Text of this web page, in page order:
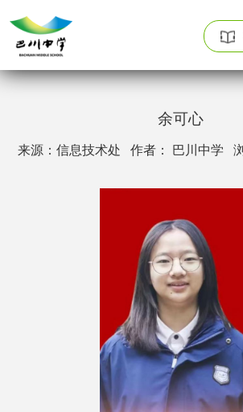
余可心
来源：信息技术处 作者： 巴川中学